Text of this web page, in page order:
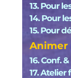
13. Pour
14. Pour
15. Pour
Animer
16. Conf.
17. Atelier